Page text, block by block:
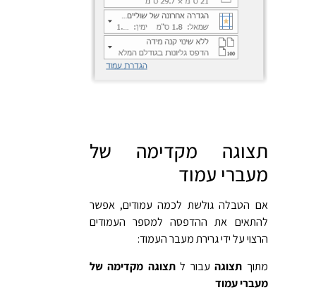
תצוגה מקדימה של
מעברי עמוד
אם הטבלה גולשת לכמה עמודים, אפשר
להתאים את ההדפסה למספר העמודים
הרצוי על ידי גרירת מעבר העמוד:
מתוך תצוגהעבור לתצוגה מקדימה של
מעברי עמוד